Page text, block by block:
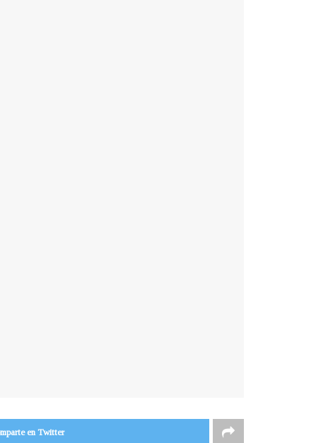
en Twitter